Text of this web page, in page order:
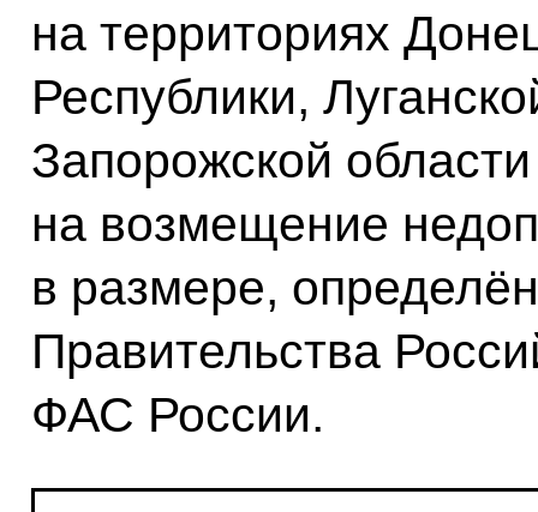
на территориях
Республики,
Запорожской
на возмещение
в размере,
Правительства
ФАС России.